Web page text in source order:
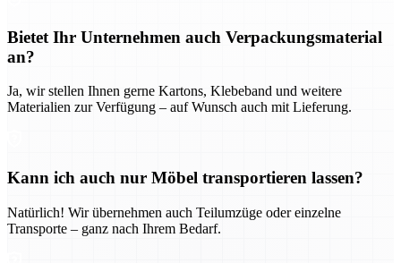
Bietet Ihr Unternehmen auch Verpackungsmaterial
an?
Ja, wir stellen Ihnen gerne Kartons, Klebeband und weitere
Materialien zur Verfügung – auf Wunsch auch mit Lieferung.
Kann ich auch nur Möbel transportieren lassen?
Natürlich! Wir übernehmen auch Teilumzüge oder einzelne
Transporte – ganz nach Ihrem Bedarf.